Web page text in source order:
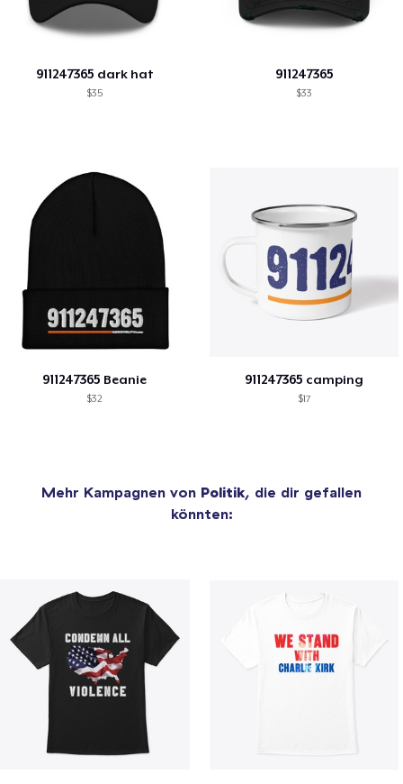
911247365 dark hat
$35
911247365
$33
911247365 Beanie
$32
911247365 camping
$17
Mehr Kampagnen von Politik, die dir gefallen
könnten: